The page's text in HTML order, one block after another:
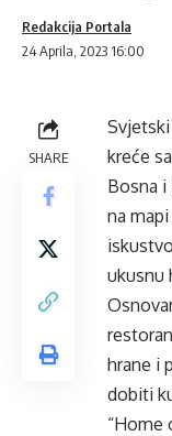
24 Aprila, 2023 16:00
Redakcija Portala
SHARE
kreće
Bosna i
na
ukusnu
hrane i
dobiti
“Home